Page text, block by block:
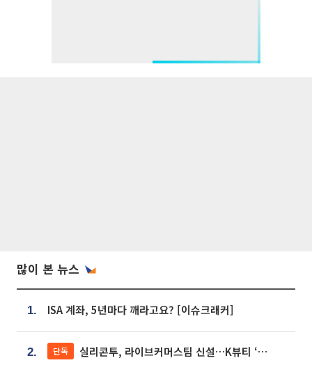
많이 본 뉴스
1. ISA 계좌, 5년마다 깨라고요? [이슈크래커]
2. 단독 실리콘투, 라이브커머스팀 신설…K뷰티 ‘글로벌 판매망’ 확대[K뷰티 라방戰]